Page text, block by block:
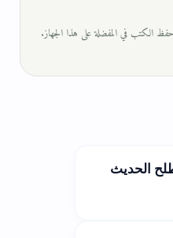
الكتب في المفضلة على هذا الجهاز.
الحديث